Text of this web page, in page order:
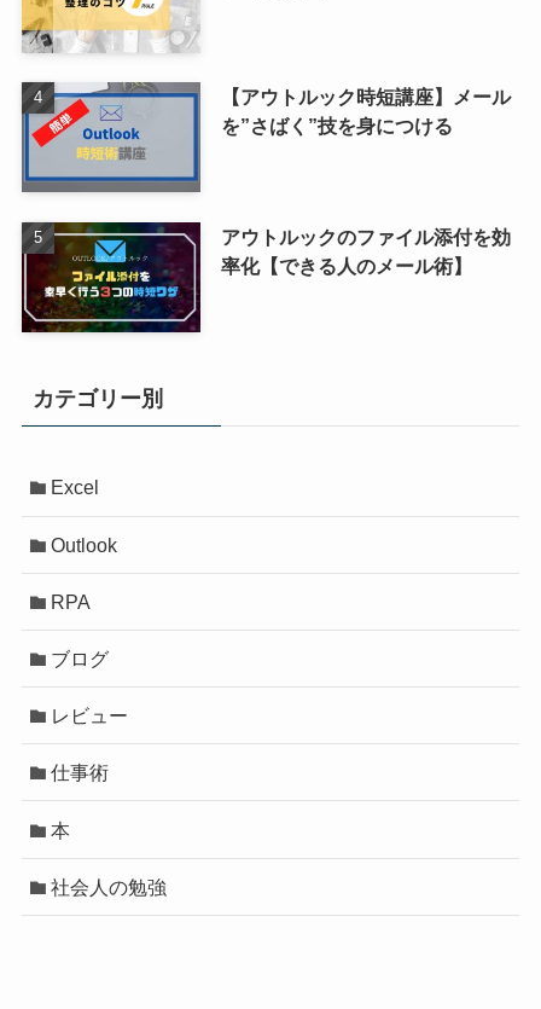
【アウトルック時短講座】メール
を”さばく”技を身につける
アウトルックのファイル添付を効
率化【できる人のメール術】
カテゴリー別
Excel
Outlook
RPA
ブログ
レビュー
仕事術
本
社会人の勉強